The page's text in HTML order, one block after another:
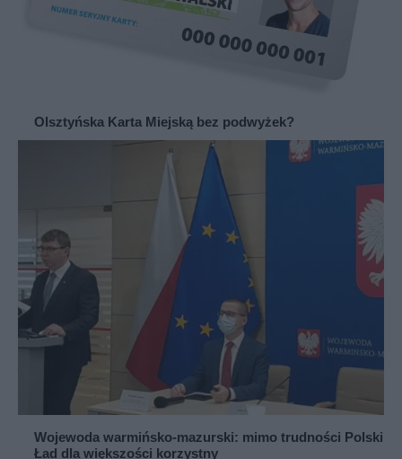
Olsztyńska Karta Miejską bez podwyżek?
Wojewoda warmińsko-mazurski: mimo trudności Polski
Ład dla większości korzystny